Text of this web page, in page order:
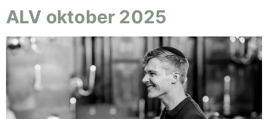
ALV oktober 2025